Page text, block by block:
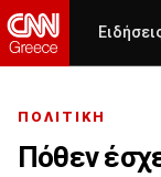
ΠΟΛΙΤΙΚΗ
Πόθεν